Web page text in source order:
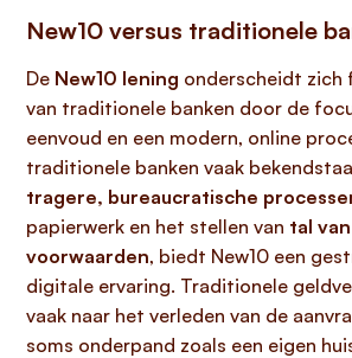
New10 versus traditionele
De New10 lening onderscheidt zich
van traditionele banken door de
eenvoud en een modern, online
traditionele banken vaak
tragere, bureaucratische
papierwerk en het stellen van tal
voorwaarden, biedt New10 een
digitale ervaring. Traditionele
vaak naar het verleden van de
soms onderpand zoals een eigen